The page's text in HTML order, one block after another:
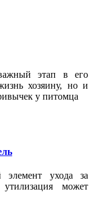
этап в его
хозяину, но и
у питомца
ухода за
может